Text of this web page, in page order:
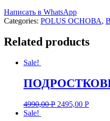
Написать в WhatsApp
Categories: POLUS ОСНОВА,
Related products
Sale!
4990,00Р 2495,00 Р
Sale!